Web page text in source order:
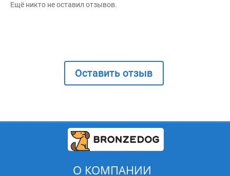
Ещё никто не оставил отзывов.
Оставить отзыв
О КОМПАНИИ